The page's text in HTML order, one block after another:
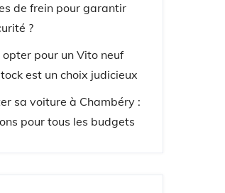
de frein pour garantir
?
opter pour un Vito neuf
est un choix judicieux
sa voiture à Chambéry :
pour tous les budgets